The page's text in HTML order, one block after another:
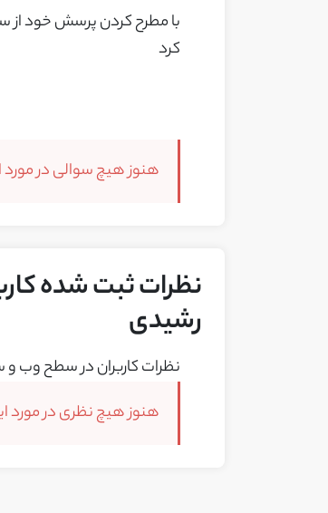
با مطرح کردن پرسش خود از
کرد
هنوز هیچ سوالی در
نظرات ثبت شده
رشیدی
نظرات کاربران در سطح وب
هنوز هیچ نظری در مورد